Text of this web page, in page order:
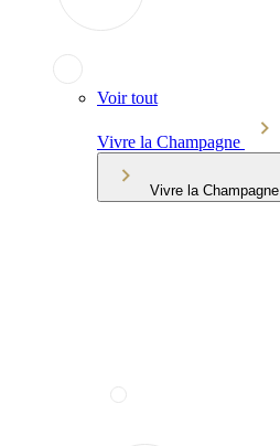
Voir tout
Vivre la Champagne
Vivre la Champagne